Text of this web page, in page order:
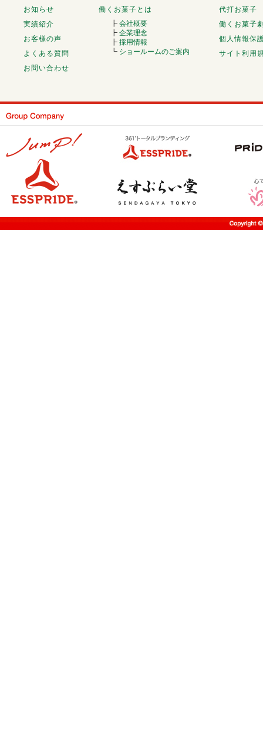
お知らせ
実績紹介
お客様の声
よくある質問
お問い合わせ
働くお菓子とは
┣ 会社概要
┣ 企業理念
┣ 採用情報
┗ ショールームのご案内
代打お菓子
働くお菓子
個人情報保
サイト利用